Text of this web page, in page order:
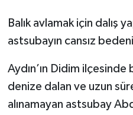
Balık avlamak için dalış
astsubayın cansız
Aydın’ın Didim ilçesinde
denize dalan ve uzun
alınamayan astsubay